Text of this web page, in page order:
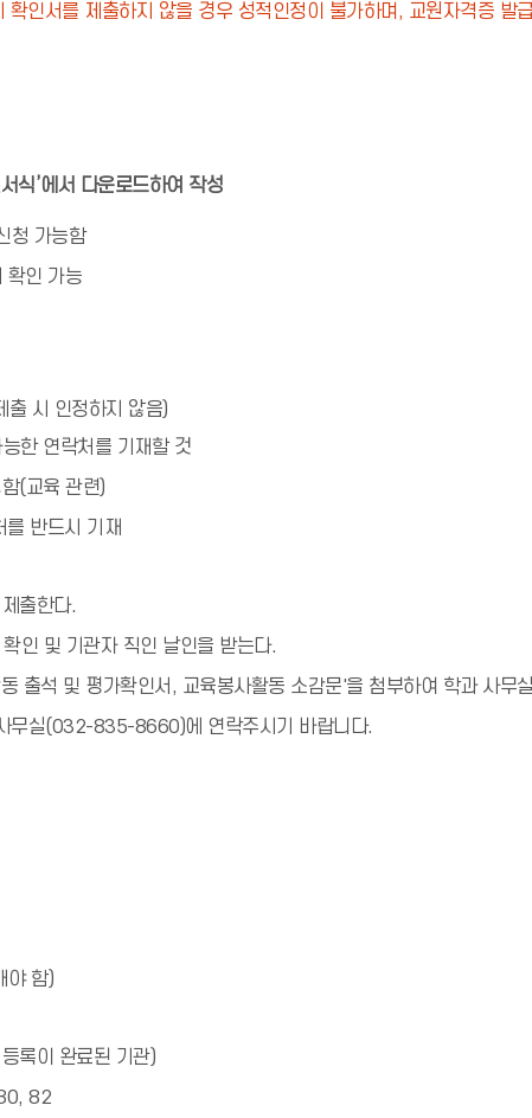
인서를 제출하지 않을 경우 성적인정이 불가하며, 교원자격증 발
식’에서 다운로드하여 작성
청 가능함
확인 가능
출 시 인정하지 않음)
한 연락처를 기재할 것
(교육 관련)
를 반드시 기재
출한다.
인 및 기관자 직인 날인을 받는다.
출석 및 평가확인서, 교육봉사활동 소감문'을 첨부하여 학과 사무
무실(032-835-8660)에 연락주시기 바랍니다.
야 함)
록이 완료된 기관)
82